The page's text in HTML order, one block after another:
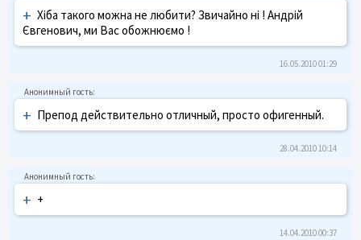
+ Хіба такого можна не любити? Звичайно ні ! Андрій
Євгенович, ми Вас обожнюємо !
16.05.2010 01:29
+ Препод действительно отличный, просто офигенный.
28.04.2010 10:14
+ +
14.04.2010 00:37